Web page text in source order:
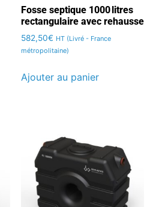
Fosse septique 1000 litres
rectangulaire avec rehausse
582,50€ HT (Livré - France
métropolitaine)
Ajouter au panier